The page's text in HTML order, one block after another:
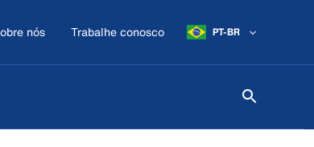
nós Trabalhe conosco PT-BR